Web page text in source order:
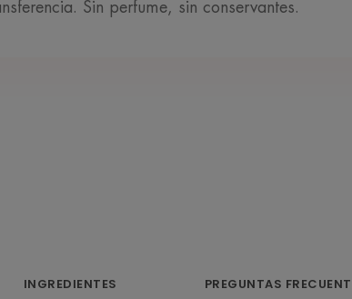
Sin perfume, sin conservantes.
a las pieles claras,
INGREDIENTES PREGUNTAS